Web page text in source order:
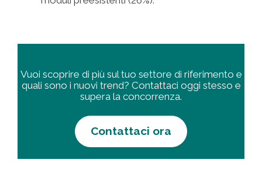
Vuoi scoprire di più sul tuo settore di riferimento e
quali sono i nuovi trend? Contattaci oggi stesso e
supera la concorrenza.
Contattaci ora